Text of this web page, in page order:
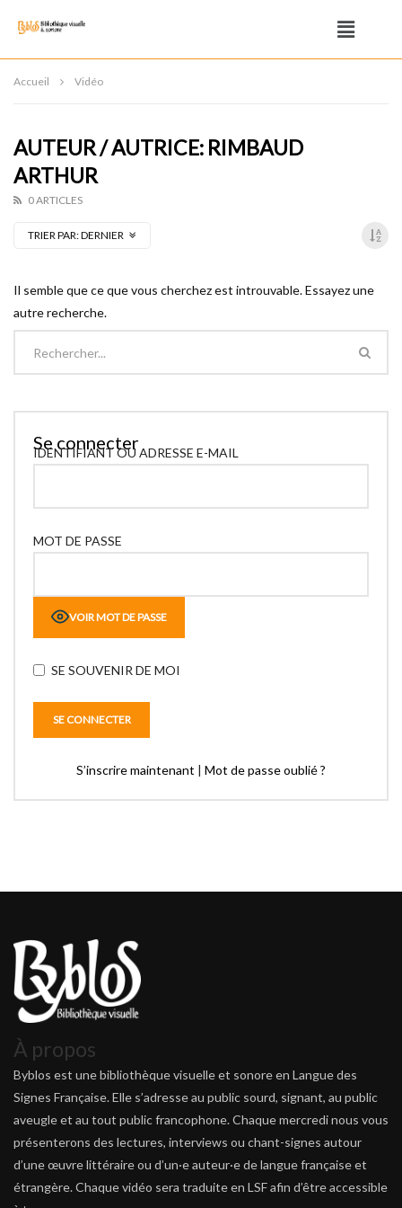
Accueil Vidéo
AUTEUR / AUTRICE: RIMBAUD
ARTHUR
0 ARTICLES
TRIER PAR:DERNIER
Il semble que ce que vous cherchez est introuvable. Essayez une
autre recherche.
Se connecter
IDENTIFIANT OU ADRESSE E-MAIL
MOT DE PASSE
VOIR MOT DE PASSE
SE SOUVENIR DE MOI
S’inscrire maintenant | Mot de passe oublié ?
À propos
Byblos est une bibliothèque visuelle et sonore en Langue des
Signes Française. Elle s’adresse au public sourd, signant, au public
aveugle et au tout public francophone. Chaque mercredi nous vous
présenterons des lectures, interviews ou chant-signes autour
d’une œuvre littéraire ou d’un·e auteur·e de langue française et
étrangère. Chaque vidéo sera traduite en LSF afin d’être accessible